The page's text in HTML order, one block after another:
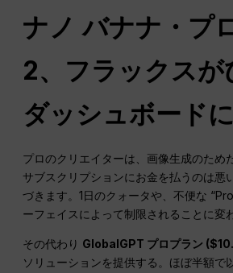
ナノ バナナ・プ
2、フラックスが
ダッシュボードに
プロのクリエイターは、画像生成のた
サブスクリプションにお金を払うのは悪
づきます。1日のクォータや、不便な
ーフェイスによって制限されることに変
その代わり GlobalGPT プロプラン
ソリューションを提供する。ほぼ半額で